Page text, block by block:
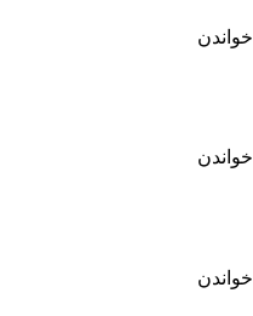
خواندن
خواندن
خواندن